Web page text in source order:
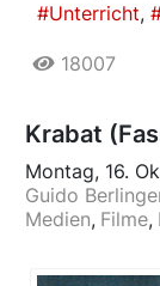
Unterricht
18007
Krabat
Montag, 16.
Guido
Medien Filme